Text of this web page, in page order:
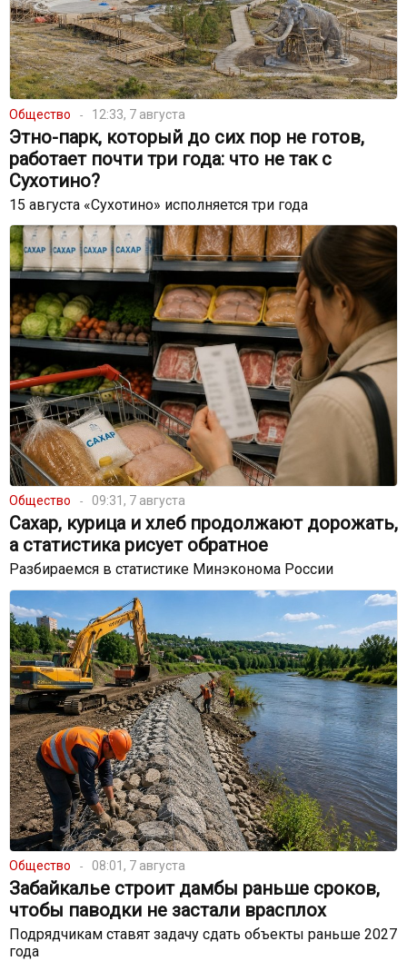
Общество 12:33, 7 августа
Этно-парк, который до сих пор не готов,
работает почти три года: что не так с
Сухотино?
15 августа «Сухотино» исполняется три года
Общество 09:31, 7 августа
Сахар, курица и хлеб продолжают дорожать,
а статистика рисует обратное
Разбираемся в статистике Минэконома России
Общество 08:01, 7 августа
Забайкалье строит дамбы раньше сроков,
чтобы паводки не застали врасплох
Подрядчикам ставят задачу сдать объекты раньше 2027
года